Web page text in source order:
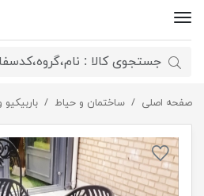
صفحه اصلی ساختمان و حیاط
مبل و میز آتشدان ترنج